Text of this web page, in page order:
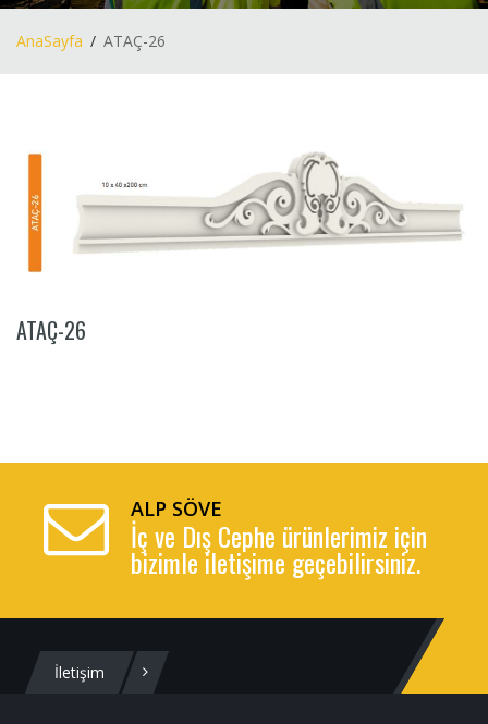
AnaSayfa ATAÇ-26
ATAÇ-26
ALP SÖVE
İç ve Dış Cephe ürünlerimiz için
bizimle iletişime geçebilirsiniz.
İletişim